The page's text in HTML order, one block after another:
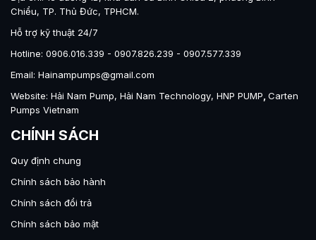
Chiểu, TP. Thủ Đức, TPHCM.
Hỗ trợ kỹ thuật 24/7
Hotline: 0906.016.339 - 0907.826.239 - 0907.577.339
Email: Hainampumps@gmail.com
Website: Hải Nam Pump, Hải Nam Technology, HNP PUMP Carten
Pumps Vietnam
CHÍNH SÁCH
Quy định chung
Chính sách bảo hành
Chính sách đổi trả
Chính sách bảo mật